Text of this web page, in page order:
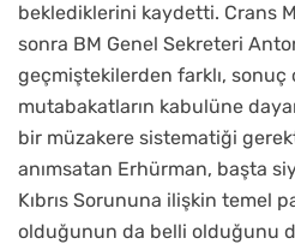
beklediklerini kaydetti. Crans
sonra BM Genel Sekreteri
geçmiştekilerden farklı, sonuç
mutabakatların kabulüne
bir müzakere sistematiği
anımsatan Erhürman, başta
Kıbrıs Sorununa ilişkin temel
olduğunun da belli olduğunu